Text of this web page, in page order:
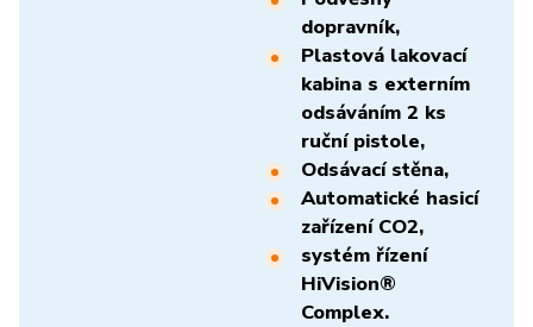
dopravník,
Plastová lakovací
kabina s externím
odsáváním 2 ks
ruční pistole,
Odsávací stěna,
Automatické hasicí
zařízení CO2,
systém řízení
HiVision®
Complex.